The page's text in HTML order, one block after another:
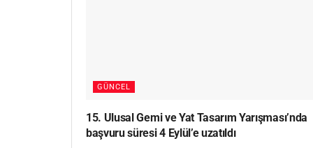
GÜNCEL
15. Ulusal Gemi ve Yat Tasarım Yarışması’nda
başvuru süresi 4 Eylül’e uzatıldı